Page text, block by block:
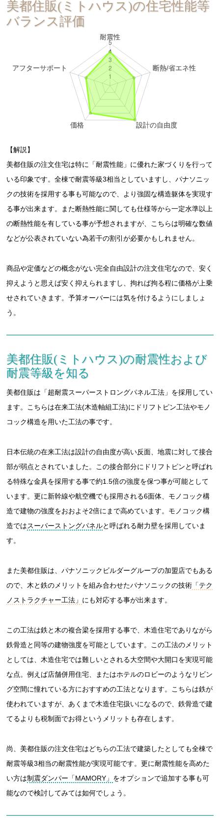
美都住販(ミトハウス)の住宅性能等
バランス評価
【解説】
美都住販の注文住宅は特に「耐震性能」に優れた家づくりを行って
いる印象です。全棟で耐震等級3相当としていますし、パナソニッ
クの技術を採用する事も可能なので、より強固な構造躯体を実現す
る事が出来ます。また断熱性能に関しても仕様等から一定水準以上
の断熱性能を有している事が予想されますが、こちらは明確な数値
などが公表されていない為若干の割引が必要かもしれません。
商品や定価などの概念がない完全自由設計の注文住宅なので、安く
抑えようと思えば安く抑えられますし、拘れば拘る程に価格が上乗
せされていきます。予算オーバーには気を付けるようにしましょ
う。
美都住販(ミトハウス)の耐震性および
耐震等級を知る
美都住販は「超耐震スーパーストロングパネル工法」を採用してい
ます。こちらは在来工法(木造軸組工法)にドリフトピン工法やモノ
コック構造を用いた工法の事です。
日本伝統の在来工法は設計の自由度が高い反面、地震に対して接合
部が弱点とされていました。この接合部分にドリフトピンと呼ばれ
る特殊な金具を採用する事で約1.5倍の強度を保つ事が可能として
います。更に新幹線や航空機でも採用される6面体、モノコック構
造で建物の強度をおおよそ2倍にまで高めています。モノコック構
造ではスーパーストングパネルと呼ばれる耐力壁を採用していま
す。
また美都住販は、パナソニックビルダーグループの加盟店でもある
ので、木と鉄のメリットを組み合わせたパナソニックの技術 「テク
ノストラクチャー工法」 にも対応する事が出来ます。
この工法は鉄と木の複合梁を採用する事で、木造住宅でありながら
鉄骨造と同等の建物強度を可能としています。この工法のメリット
としては、木造住宅では難しいとされる大空間や大開口を実現可能
な点。例えば店舗併用住宅、またはホテルのロビーのようなリビン
グ空間に憧れている方におすすめの工法となります。こちらは鉄が
使われていますが、あくまで木造住宅扱いになるので、鉄骨造で建
てるよりも税制面でお得というメリットも存在します。
尚、美都住販の注文住宅はどちらの工法で建築したとしても全棟で
耐震等級3相当の耐震性能が実現可能です。更に耐震性能を高めた
い方は制震ダンパー「MAMORY」 をオプションで追加する事も可
能なので検討してみては如何でしょう。